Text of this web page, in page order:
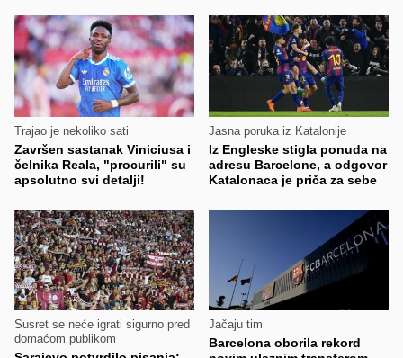
Trajao je nekoliko sati
Završen sastanak Viniciusa i
čelnika Reala, "procurili" su
apsolutno svi detalji!
Jasna poruka iz Katalonije
Iz Engleske stigla ponuda na
adresu Barcelone, a odgovor
Katalonaca je priča za sebe
Susret se neće igrati sigurno pred
domaćom publikom
Jačaju tim
Barcelona oborila rekord